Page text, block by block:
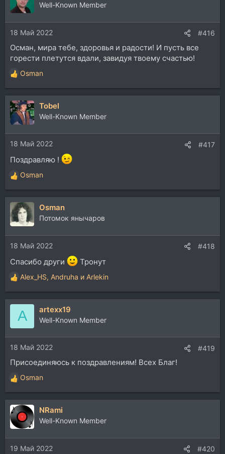
и
и
:
Well-Known Member
18 Май 2022 #416
Осман, мира тебе, здоровья и радости! И пусть все
горести плетутся вдали, завидуя твоему счастью!
Р
е
а
к
ц
и
и
:
Osman
Tobel
Well-Known Member
18 Май 2022 #417
Поздравляю !
Р
е
а
к
ц
и
и
:
Osman
Osman
Потомок янычаров
18 Май 2022 #418
Спасибо други Тронут
Р
е
а
и
и
:
Alex_HS, Andruha и Arlekin
A artexx19
Well-Known Member
18 Май 2022 #419
Присоединяюсь к поздравлениям! Всех Благ!
Р
е
а
к
ц
и
и
:
Osman
NRami
Well-Known Member
19 Май 2022 #420